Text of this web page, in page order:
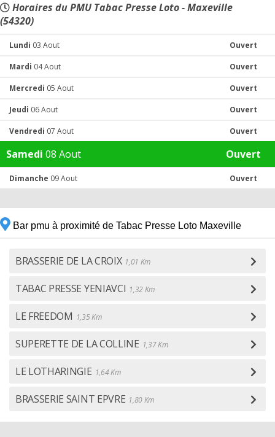
Horaires du PMU Tabac Presse Loto - Maxeville
(54320)
Lundi 03 Aout Ouvert
Mardi 04 Aout Ouvert
Mercredi 05 Aout Ouvert
Jeudi 06 Aout Ouvert
Vendredi 07 Aout Ouvert
Samedi 08 Aout Ouvert
Dimanche 09 Aout Ouvert
Bar pmu à proximité de Tabac Presse Loto Maxeville
BRASSERIE DE LA CROIX 1,01 Km
TABAC PRESSE YENIAVCI 1,32 Km
LE FREEDOM 1,35 Km
SUPERETTE DE LA COLLINE 1,37 Km
LE LOTHARINGIE 1,64 Km
BRASSERIE SAINT EPVRE 1,80 Km